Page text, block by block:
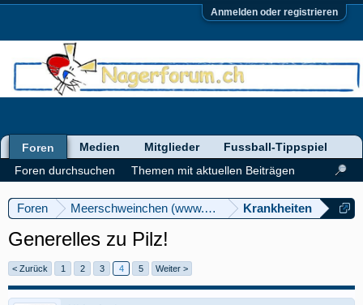
Anmelden oder registrieren
Foren Meerschweinchen (www.meerschweinforum.ch)
Krankheiten
Generelles zu Pilz!
< Zurück 1 2 3 4 5 Weiter >
Foren
Foren durchsuchen
Themen mit aktuellen Beiträgen
Medien Mitglieder Fussball-Tippspiel